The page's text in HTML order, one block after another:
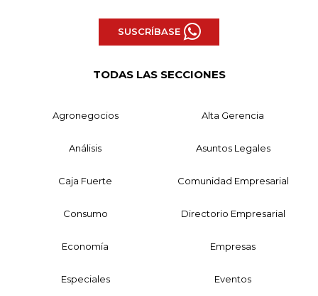
SUSCRÍBASE
TODAS LAS SECCIONES
Agronegocios Alta Gerencia
Análisis Asuntos Legales
Caja Fuerte Comunidad Empresarial
Consumo Directorio Empresarial
Economía Empresas
Especiales Eventos